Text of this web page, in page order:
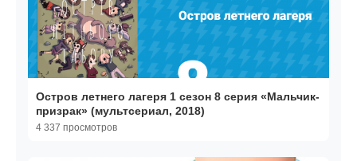
Остров летнего лагеря 1 сезон 8 серия «Мальчик-
призрак» (мультсериал, 2018)
4 337 просмотров